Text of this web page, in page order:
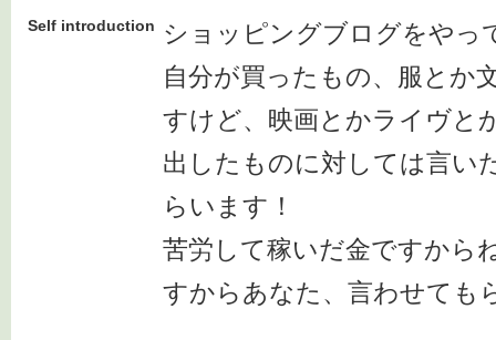
Self introduction
ショッピングブログをやっ
自分が買ったもの、服とか
すけど、映画とかライヴと
出したものに対しては言い
らいます！
苦労して稼いだ金ですから
すからあなた、言わせても